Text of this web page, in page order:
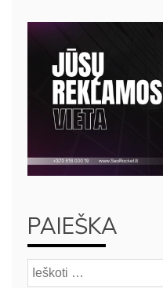
PAIEŠKA
Ieškoti: